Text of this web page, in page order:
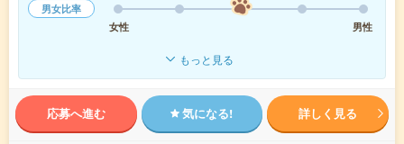
男女比率
女性
男性
もっと見る
応募へ進む 気になる! 詳しく見る